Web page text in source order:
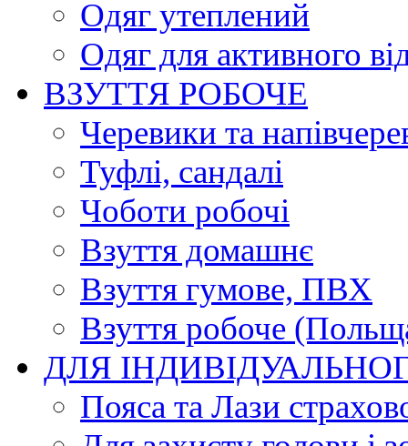
Одяг утеплений
Одяг для активного
ВЗУТТЯ РОБОЧЕ
Черевики та
Туфлі, сандалі
Чоботи робочі
Взуття домашнє
Взуття гумове, ПВХ
Взуття робоче
ДЛЯ
Пояса та Лази